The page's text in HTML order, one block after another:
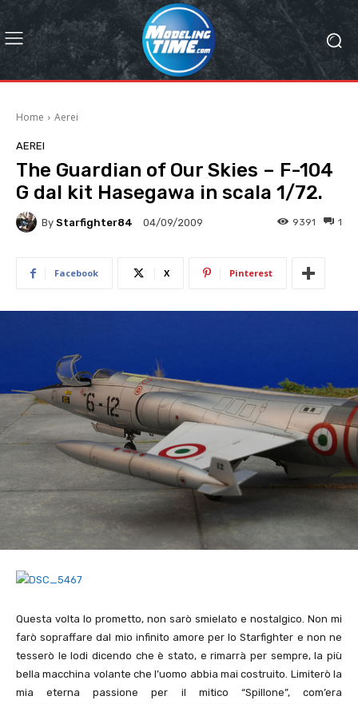
Home Aerei
AEREI
The Guardian of Our Skies – F-104
G dal kit Hasegawa in scala 1/72.
By Starfighter84 04/09/2009 1
9391
Facebook X Pinterest
Questa volta lo prometto, non sarò smielato e nostalgico. Non mi
farò sopraffare dal mio infinito amore per lo Starfighter e non ne
tesserò le lodi dicendo che è stato, e rimarrà per sempre, la più
bella macchina volante che l’uomo abbia mai costruito. Limiterò la
mia eterna passione per il mitico “Spillone”, com’era